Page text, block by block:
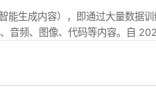
生成内容），即通过大量数据训
音频、图像、代码等内容。自
创公司都加速其在 AIGC 领域的布